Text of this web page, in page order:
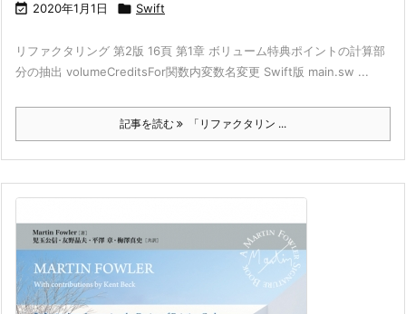
 2020年1月1日  Swift
リファクタリング 第2版 16頁 第1章 ボリューム特典ポイントの計算部
分の抽出 volumeCreditsFor関数内変数名変更 Swift版 main.sw ...
記事を読む 「リファクタリン ...